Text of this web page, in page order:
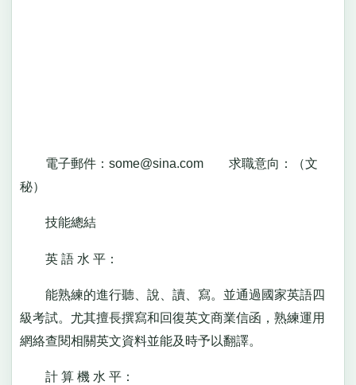
電子郵件： some@sina.com求職意向：（文
秘）
技能總結
英 語 水 平：
能熟練的進行聽、說、讀、寫。並通過國家英語四
級考試。尤其擅長撰寫和回復英文商業信函，熟練運用
網絡查閱相關英文資料並能及時予以翻譯。
計 算 機 水 平：